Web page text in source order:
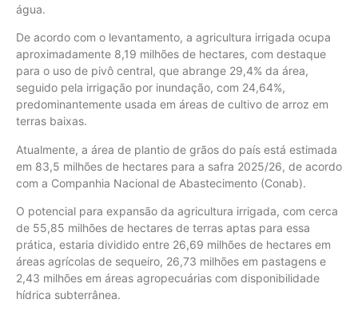
água.
De acordo com o levantamento, a agricultura irrigada ocupa
aproximadamente 8,19 milhões de hectares, com destaque
para o uso de pivô central, que abrange 29,4% da área,
seguido pela irrigação por inundação, com 24,64%,
predominantemente usada em áreas de cultivo de arroz em
terras baixas.
Atualmente, a área de plantio de grãos do país está estimada
em 83,5 milhões de hectares para a safra 2025/26, de acordo
com a Companhia Nacional de Abastecimento (Conab).
O potencial para expansão da agricultura irrigada, com cerca
de 55,85 milhões de hectares de terras aptas para essa
prática, estaria dividido entre 26,69 milhões de hectares em
áreas agrícolas de sequeiro, 26,73 milhões em pastagens e
2,43 milhões em áreas agropecuárias com disponibilidade
hídrica subterrânea.